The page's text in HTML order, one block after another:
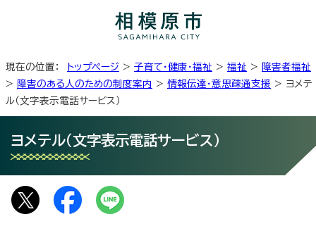
現在の位置： トップページ > 子育て・健康・福祉 > 福祉 > 障害者福祉
> 障害のある人のための制度案内 > 情報伝達・意思疎通支援 > ヨメテ
ル（文字表示電話サービス）
ヨメテル（文字表示電話サービス）